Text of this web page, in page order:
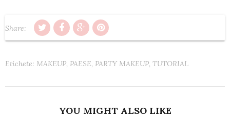
Share:
Etichete: MAKEUP, PAESE, PARTY MAKEUP, TUTORIAL
YOU MIGHT ALSO LIKE